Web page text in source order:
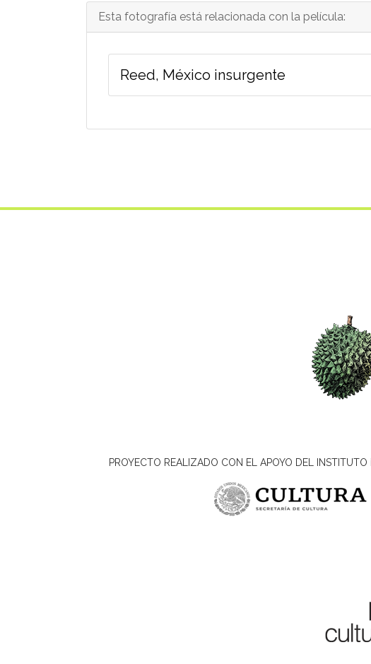
Esta fotografía está relacionada con la película:
Reed, México insurgente
PROYECTO REALIZADO CON EL APOYO DEL